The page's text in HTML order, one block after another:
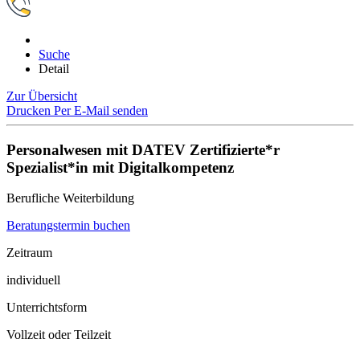
Suche
Detail
Zur Übersicht
Drucken Per E-Mail senden
Personalwesen mit DATEV Zertifizierte*r
Spezialist*in mit Digitalkompetenz
Berufliche Weiterbildung
Beratungstermin buchen
Zeitraum
individuell
Unterrichtsform
Vollzeit oder Teilzeit